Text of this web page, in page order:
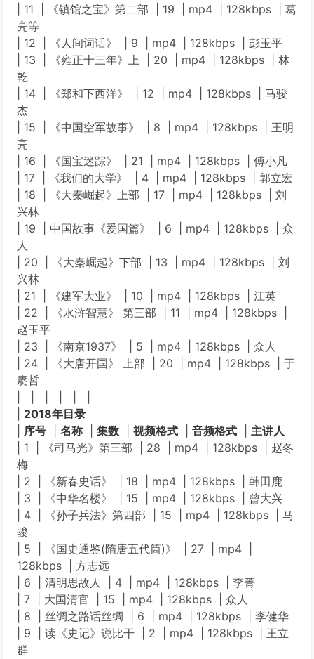
| 11 | 《镇馆之宝》第二部 | 19 | mp4 | 128kbps | 葛
亮等
| 12 | 《人间词话》 | 9 | mp4 | 128kbps | 彭玉平
| 13 | 《雍正十三年》上 | 20 | mp4 | 128kbps | 林
乾
| 14 | 《郑和下西洋》 | 12 | mp4 | 128kbps | 马骏
杰
| 15 | 《中国空军故事》 | 8 | mp4 | 128kbps | 王明
亮
| 16 | 《国宝迷踪》 | 21 | mp4 | 128kbps | 傅小凡
| 17 | 《我们的大学》 | 4 | mp4 | 128kbps | 郭立宏
| 18 | 《大秦崛起》上部 | 17 | mp4 | 128kbps | 刘
兴林
| 19 | 中国故事《爱国篇》 | 6 | mp4 | 128kbps | 众
人
| 20 | 《大秦崛起》下部 | 13 | mp4 | 128kbps | 刘
兴林
| 21 | 《建军大业》 | 10 | mp4 | 128kbps | 江英
| 22 | 《水浒智慧》 第三部 | 11 | mp4 | 128kbps |
赵玉平
| 23 | 《南京1937》 | 5 | mp4 | 128kbps | 众人
| 24 | 《大唐开国》 上部 | 20 | mp4 | 128kbps | 于
赓哲
2018年目录
序号 名称 集数 视频格式 音频格式
主讲人
| 1 | 《司马光》第三部 | 28 | mp4 | 128kbps | 赵冬
梅
| 2 | 《新春史话》 | 18 | mp4 | 128kbps | 韩田鹿
| 3 | 《中华名楼》 | 15 | mp4 | 128kbps | 曾大兴
| 4 | 《孙子兵法》第四部 | 15 | mp4 | 128kbps | 马
骏
| 5 | 《国史通鉴(隋唐五代筒)》 | 27 | mp4 |
128kbps | 方志远
| 6 | 清明思故人 | 4 | mp4 | 128kbps | 李菁
| 7 | 大国清官 | 15 | mp4 | 128kbps | 众人
| 8 | 丝绸之路话丝绸 | 6 | mp4 | 128kbps | 李健华
| 9 | 读《史记》说比干 | 2 | mp4 | 128kbps | 王立
群